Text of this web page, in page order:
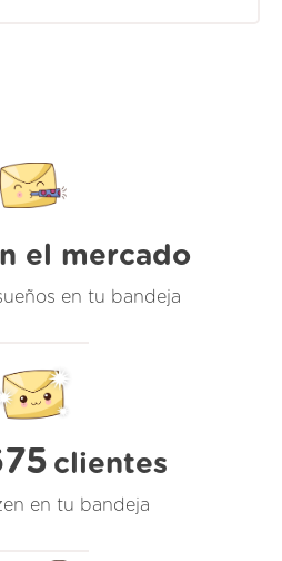
el mercado
en tu bandeja
clientes
en tu bandeja